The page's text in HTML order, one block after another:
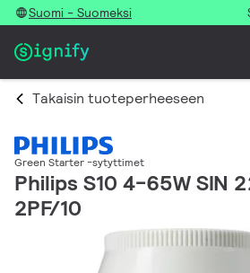
Suomi - Suomeksi
Takaisin tuoteperheeseen
Green Starter -sytyttimet
Philips S10 4-65W SIN
2PF/10